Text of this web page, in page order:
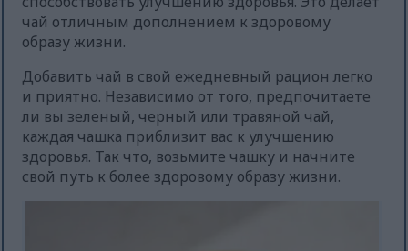
чай отличным дополнением к здоровому
образу жизни.
Добавить чай в свой ежедневный рацион легко
и приятно. Независимо от того, предпочитаете
ли вы зеленый, черный или травяной чай,
каждая чашка приблизит вас к улучшению
здоровья. Так что, возьмите чашку и начните
свой путь к более здоровому образу жизни.